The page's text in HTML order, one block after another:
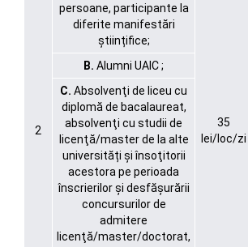
2
persoane, participante la
diferite manifestări
științifice;
35
lei/loc/zi
B. Alumni UAIC ;
C. Absolvenţi de liceu cu
diplomă de bacalaureat,
absolvenţi cu studii de
licenţă/master de la alte
universități şi însoţitorii
acestora pe perioada
înscrierilor și desfășurării
concursurilor de
admitere
licenţă/master/doctorat,